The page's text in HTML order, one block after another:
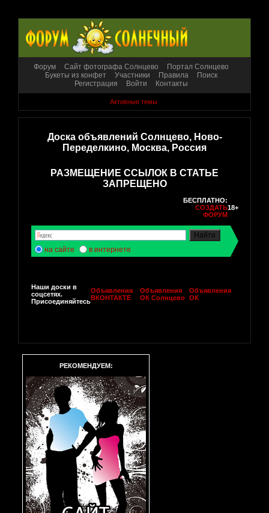
Форум Сайт фотографа Солнцево
Портал Солнцево
Букеты из конфет
Участники Правила
Поиск
Регистрация
Войти Контакты
Активные темы
Доска объявлений Солнцево, Ново-
Переделкино, Москва, Россия
РАЗМЕЩЕНИЕ ССЫЛОК В СТАТЬЕ
ЗАПРЕЩЕНО
БЕСПЛАТНО:
СОЗДАТЬ
ФОРУМ
18+
на сайте в интернете
Наши доски в
соцсетях.
Присоединяйтесь
Объявления
ВКОНТАКТЕ
Объявления
ОК Солнцево
Объявления
ОК
РЕКОМЕНДУЕМ: